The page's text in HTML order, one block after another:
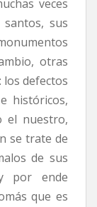
veces
sus
otras
los defectos
históricos,
el nuestro,
se trate de
de sus
por ende
que es